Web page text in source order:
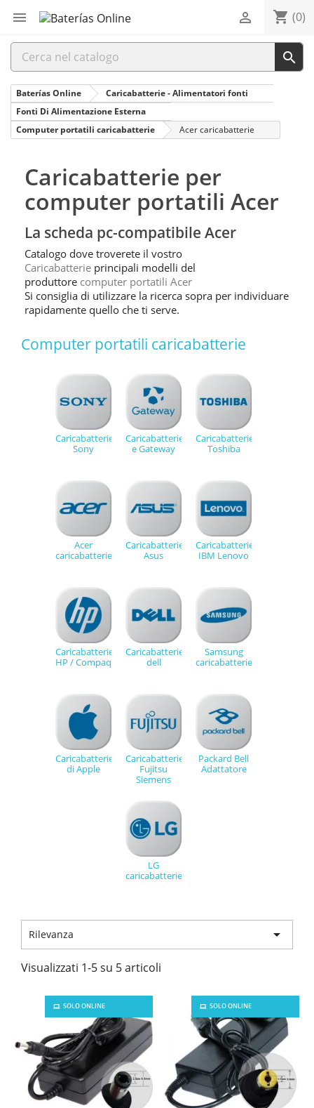
 shopping_cart (0)


Baterías Online
Caricabatterie - Alimentatori fonti
Fonti Di Alimentazione Esterna
Computer portatili caricabatterie
Acer caricabatterie
Caricabatterie per
computer portatili Acer
La scheda pc-compatibile Acer
Catalogo dove troverete il vostro
Caricabatterie principali modelli del
produttore computer portatili Acer
Si consiglia di utilizzare la ricerca sopra per individuare
rapidamente quello che ti serve.
Computer portatili caricabatterie
Caricabatterie
Sony
Caricabatterie
e Gateway
Caricabatterie
Toshiba
Acer
caricabatterie
Caricabatterie
Asus
Caricabatterie
IBM Lenovo
Caricabatterie
HP / Compaq
Caricabatterie
dell
Samsung
caricabatterie
Caricabatterie
di Apple
Caricabatterie
Fujitsu
Siemens
Packard Bell
Adattatore
LG
caricabatterie
Rilevanza 
Visualizzati 1-5 su 5 articoli
SOLO ONLINE SOLO ONLINE